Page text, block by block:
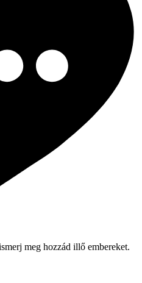
meg hozzád illő embereket.